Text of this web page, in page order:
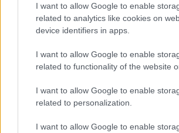
I want to allow Google to enable
related to analytics like cookies on
device identifiers in apps.
I want to allow Google to enable
related to functionality of the website
I want to allow Google to enable
related to personalization.
I want to allow Google to enable
3/2022 v predaji!